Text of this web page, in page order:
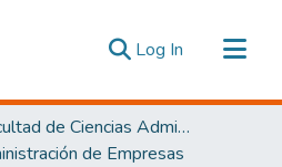
Log In (current)
Facultad de Ciencias Administrativas y Económicas
de Empresas